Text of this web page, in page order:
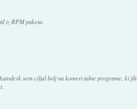
iz RPM paketa.
sem ciljal bolj na komercialne programe, ki jih